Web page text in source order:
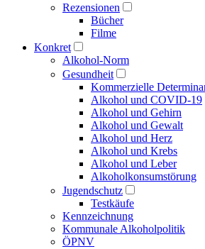
Rezensionen
Bücher
Filme
Konkret
Alkohol-Norm
Gesundheit
Kommerzielle
Alkohol und COVID-19
Alkohol und Gehirn
Alkohol und Gewalt
Alkohol und Herz
Alkohol und Krebs
Alkohol und Leber
Alkoholkonsumstörung
Jugendschutz
Testkäufe
Kennzeichnung
Kommunale Alkoholpolitik
ÖPNV